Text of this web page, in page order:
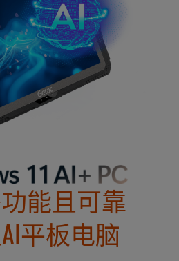
能且可靠
平板电脑